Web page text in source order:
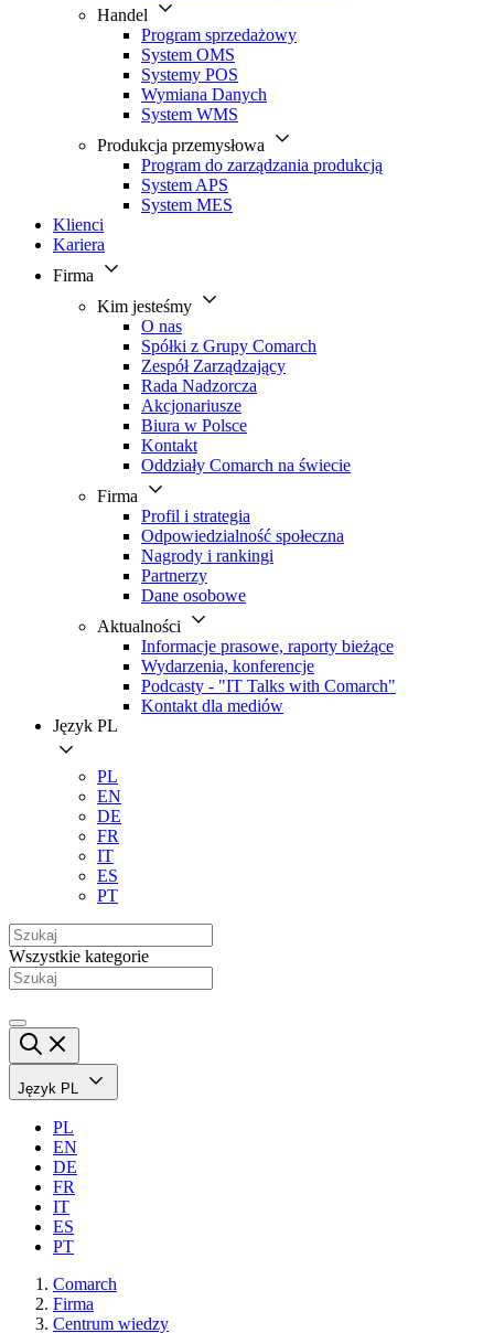
Handel
Program sprzedażowy
System OMS
Systemy POS
Wymiana Danych
System WMS
Produkcja przemysłowa
Program do zarządzania produkcją
System APS
System MES
Klienci
Kariera
Firma
Kim jesteśmy
O nas
Spółki z Grupy Comarch
Zespół Zarządzający
Rada Nadzorcza
Akcjonariusze
Biura w Polsce
Kontakt
Oddziały Comarch na świecie
Firma
Profil i strategia
Odpowiedzialność społeczna
Nagrody i rankingi
Partnerzy
Dane osobowe
Aktualności
Informacje prasowe, raporty bieżące
Wydarzenia, konferencje
Podcasty - "IT Talks with Comarch"
Kontakt dla mediów
Język PL
PL
EN
DE
FR
IT
ES
PT
Wszystkie kategorie
Język PL
PL
EN
DE
FR
IT
ES
PT
Comarch
Firma
Centrum wiedzy